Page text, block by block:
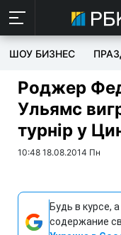
ШОУ БИЗНЕС
Роджер
Ульямс
турнір у
10:48 18.08.2014 Пн
Будь в курсе,
содержание